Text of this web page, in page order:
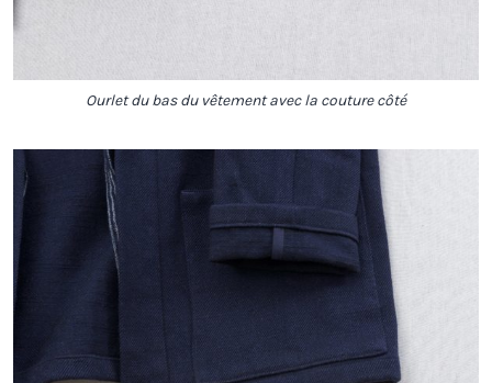
Ourlet du bas du vêtement avec la couture côté